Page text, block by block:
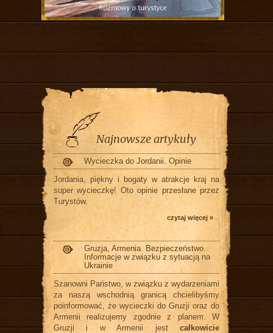
Najnowsze artykuły
Wycieczka do Jordanii. Opinie
Jordania, piękny i bogaty w atrakcje kraj na
super wycieczkę! Oto opinie przesłane przez
Turystów.
czytaj więcej »
Gruzja, Armenia. Bezpieczeństwo.
Informacje w związku z sytuacją na
Ukrainie
Szanowni Państwo, w związku z wydarzeniami
za naszą wschodnią granicą chcielibyśmy
poinformować, że wycieczki do Gruzji oraz do
Armenii realizujemy zgodnie z planem. W
Gruzji i w Armenii jest całkowicie